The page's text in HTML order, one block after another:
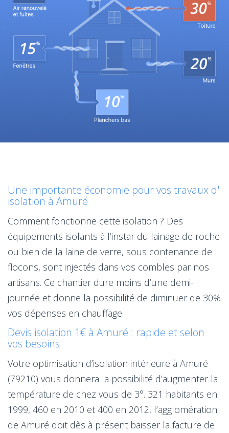
Une importante économie pour vos travaux d'
isolation à Amuré
Comment fonctionne cette isolation ? Des
équipements isolants à l’instar du lainage de roche
ou bien de la laine de verre, sous contenance de
flocons, sont injectés dans vos combles par nos
artisans. Ce chantier dure moins d’une demi-
journée et donne la possibilité de diminuer de 30%
vos dépenses en chauffage.
Devis isolation 1€ à Amuré : rapide et selon
vos besoins
Votre optimisation d’isolation intérieure à Amuré
(79210) vous donnera la possibilité d’augmenter la
température de chez vous de 3°. 321 habitants en
1999, 460 en 2010 et 400 en 2012, l’agglomération
de Amuré doit dès à présent baisser la facture de